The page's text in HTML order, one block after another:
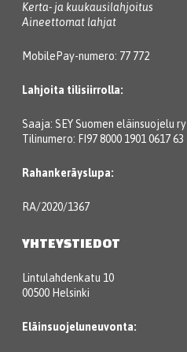
Kerta- ja kuukausilahjoitus
Aineettomat lahjat
MobilePay-numero: 77 772
Lahjoita tilisiirrolla:
Saaja: SEY Suomen eläinsuojelu ry
Tilinumero: FI97 8000 1901 0617 63
Rahankeräyslupa:
RA/2020/1367
YHTEYSTIEDOT
Lintulahdenkatu 10
00500 Helsinki
Eläinsuojeluneuvonta: